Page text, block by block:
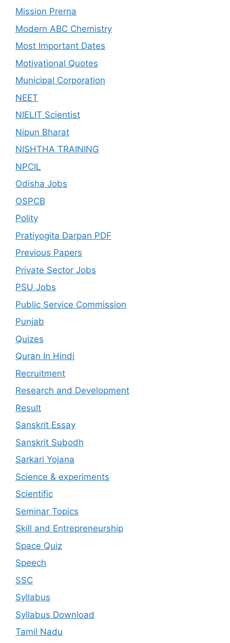
Mission Prerna
Modern ABC Chemistry
Most Important Dates
Motivational Quotes
Municipal Corporation
NEET
NIELIT Scientist
Nipun Bharat
NISHTHA TRAINING
NPCIL
Odisha Jobs
OSPCB
Polity
Pratiyogita Darpan PDF
Previous Papers
Private Sector Jobs
PSU Jobs
Public Service Commission
Punjab
Quizes
Quran In Hindi
Recruitment
Research and Development
Result
Sanskrit Essay
Sanskrit Subodh
Sarkari Yojana
Science & experiments
Scientific
Seminar Topics
Skill and Entrepreneurship
Space Quiz
Speech
SSC
Syllabus
Syllabus Download
Tamil Nadu